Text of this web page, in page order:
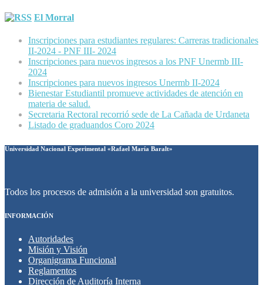
El Morral
Inscripciones para estudiantes regulares: Carreras tradicionales
II-2024 - PNF III- 2024
Inscripciones para nuevos ingresos a los PNF Unermb III-
2024
Inscripciones para nuevos ingresos Unermb II-2024
Bienestar Estudiantil promueve actividades de atención en
materia de salud.
Secretaria Rectoral recorrió sede de La Cañada de Urdaneta
Listado de graduandos Coro 2024
Universidad Nacional Experimental «Rafael María Baralt»
Todos los procesos de admisión a la universidad son gratuitos.
INFORMACIÓN
Autoridades
Misión y Visión
Organigrama Funcional
Reglamentos
Dirección de Auditoría Interna